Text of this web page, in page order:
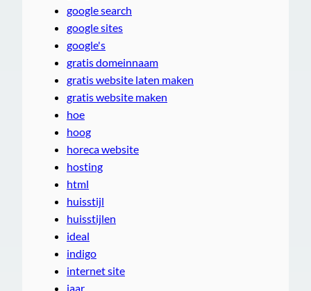
google search
google sites
google's
gratis domeinnaam
gratis website laten maken
gratis website maken
hoe
hoog
horeca website
hosting
html
huisstijl
huisstijlen
ideal
indigo
internet site
jaar